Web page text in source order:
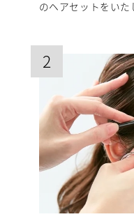
のヘアセットをいた
2